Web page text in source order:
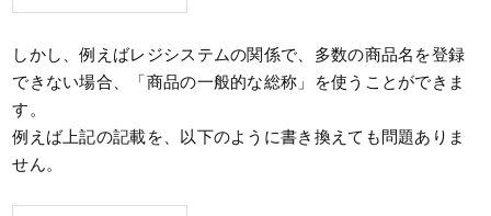
しかし、例えばレジシステムの関係で、多数の商品名を登録
できない場合、「商品の一般的な総称」を使うことができま
す。
例えば上記の記載を、以下のように書き換えても問題ありま
せん。